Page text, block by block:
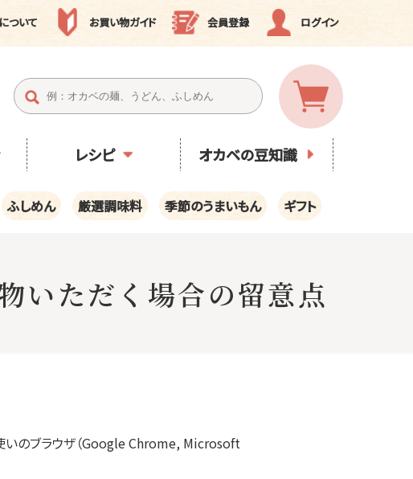
ついて お買い物ガイド 会員登録 ログイン
レシピ オカベの豆知識
ふしめん 厳選調味料 季節のうまいもん ギフト
ただく場合の留意点
いのブラウザ（Google Chrome, Microsoft